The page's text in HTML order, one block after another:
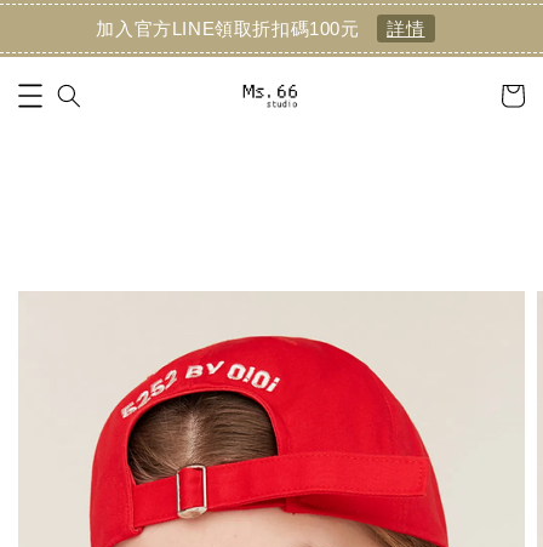
加入官方LINE領取折扣碼100元 詳情